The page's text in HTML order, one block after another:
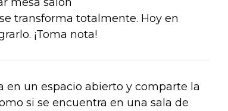
transforma totalmente. Hoy en
¡Toma nota!
en un espacio abierto y comparte la
si se encuentra en una sala de